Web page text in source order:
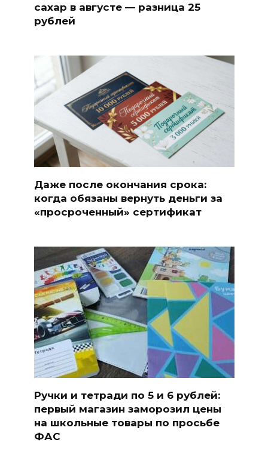
сахар в августе — разница 25
рублей
Даже после окончания срока:
когда обязаны вернуть деньги за
«просроченный» сертификат
Ручки и тетради по 5 и 6 рублей:
первый магазин заморозил цены
на школьные товары по просьбе
ФАС